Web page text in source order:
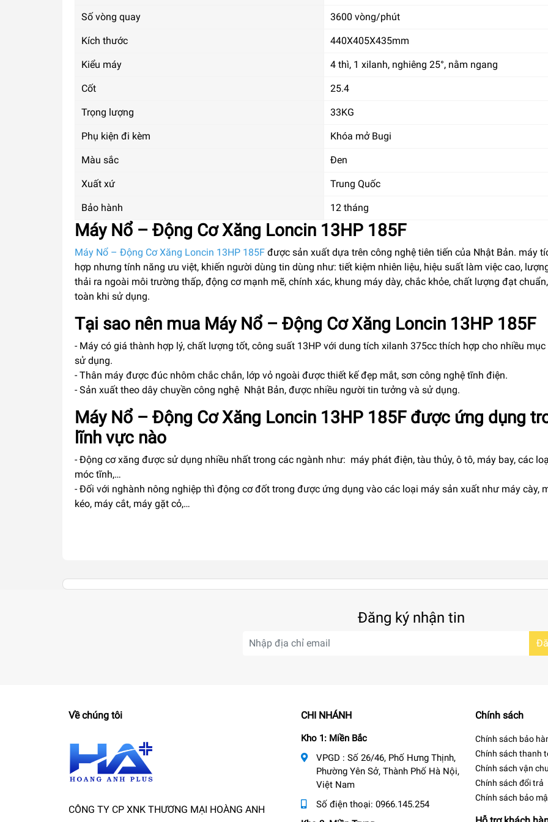
Số vòng quay 3600 vòng/phút
Kích thước 440X405X435mm
Kiểu máy 4 thì, 1 xilanh, nghiêng 25°, nằm ngang
Cốt 25.4
Trọng lượng 33KG
Phụ kiện đi kèm Khóa mở Bugi
Màu sắc Đen
Xuất xứ Trung Quốc
Bảo hành 12 tháng
Máy Nổ – Động Cơ Xăng Loncin 13HP 185F
Máy Nổ – Động Cơ Xăng Loncin 13HP 185F được sản xuất dựa trên công nghệ tiên tiến của Nhật Bản. máy
hợp nhưng tính năng ưu việt, khiến người dùng tin dùng như: tiết kiệm nhiên liệu, hiệu suất làm việc cao,
thải ra ngoài môi trường thấp, động cơ mạnh mẽ, chính xác, khung máy dày, chắc khỏe, chất lượng đạt
toàn khi sử dụng.
Tại sao nên mua Máy Nổ – Động Cơ Xăng Loncin 13HP 185F
- Máy có giá thành hợp lý, chất lượng tốt, công suất 13HP với dung tích xilanh 375cc thích hợp cho nhiều
sử dụng.
- Thân máy được đúc nhôm chắc chắn, lớp vỏ ngoài được thiết kế đẹp mắt, sơn công nghệ tĩnh điện.
- Sản xuất theo dây chuyền công nghệ Nhật Bản, được nhiều người tin tưởng và sử dụng.
Máy Nổ – Động Cơ Xăng Loncin 13HP 185F được ứng dụng
lĩnh vực nào
- Động cơ xăng được sử dụng nhiều nhất trong các ngành như: máy phát điện, tàu thủy, ô tô, máy bay, các
móc tĩnh,…
- Đối với nghành nông nghiệp thì động cơ đốt trong được ứng dụng vào các loại máy sản xuất như máy cày,
kéo, máy cắt, máy gặt cỏ,…
Đăng ký nhận tin
Về chúng tôi
CÔNG TY CP XNK THƯƠNG MẠI HOÀNG ANH
CHI NHÁNH
Kho 1: Miền Bắc
VPGD : Số 26/46, Phố Hưng Thịnh,
Phường Yên Sở, Thành Phố Hà Nội,
Việt Nam
Số điện thoại: 0966.145.254
Chính sách
Chính sách bảo
Chính sách thanh
Chính sách vận
Chính sách đổi trả
Chính sách bảo